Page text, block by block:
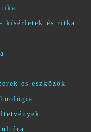
kísérletek és ritka
és eszközök